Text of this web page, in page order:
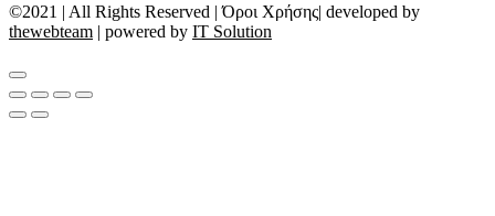
©2021 | All Rights Reserved | Όροι Χρήσης| developed by
thewebteam | powered by IT Solution